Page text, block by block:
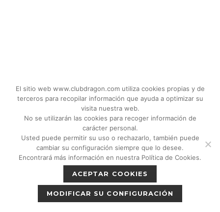
© 2018 - 2026 CLUB DRAGON MADRID |
C/Don Quijote, 5 Semisotano. Madrid (28020)
Política de privacidad|Política de cookies
El sitio web www.clubdragon.com utiliza cookies propias y de
terceros para recopilar información que ayuda a optimizar su
visita nuestra web.
No se utilizarán las cookies para recoger información de
carácter personal.
Usted puede permitir su uso o rechazarlo, también puede
cambiar su configuración siempre que lo desee.
Encontrará más información en nuestra Política de Cookies.
ACEPTAR COOKIES
MODIFICAR SU CONFIGURACIÓN